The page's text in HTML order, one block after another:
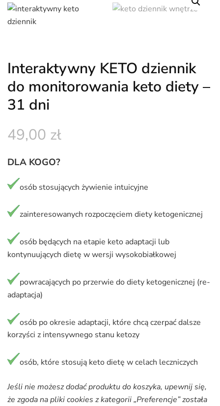
Interaktywny KETO dziennik
do monitorowania keto diety –
31 dni
49,00 zł
DLA KOGO?
osób stosujących żywienie intuicyjne
zainteresowanych rozpoczęciem diety ketogenicznej
osób będących na etapie keto adaptacji lub
kontynuujących dietę w wersji wysokobiałkowej
powracających po przerwie do diety ketogenicznej (re-
adaptacja)
osób po okresie adaptacji, które chcą czerpać dalsze
korzyści z intensywnego stanu ketozy
osób, które stosują keto dietę w celach leczniczych
Jeśli nie możesz dodać produktu do koszyka, upewnij się,
że zgoda na pliki cookies z kategorii „Preferencje” została